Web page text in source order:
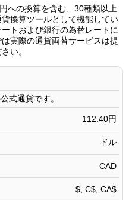
101,171.33円
101,172.46円
101,176.95円
101,178.08円
101,179.20円
101,180.32円
への換算を含む、30種類以上
換算ツールとして機能してい
トおよび銀行の為替レートに
実際の通貨両替サービスは提
い。
式通貨です。
112.40円
ドル
CAD
$, C$, CA$